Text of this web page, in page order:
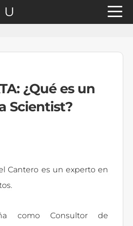
¿Qué es un
Scientist?
Cantero es un experto en
como Consultor de